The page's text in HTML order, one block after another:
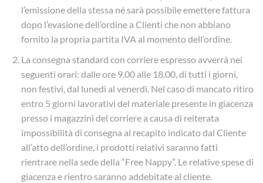
l’emissione della stessa né sarà possibile emettere fattura
dopo l’evasione dell’ordine a Clienti che non abbiano
fornito la propria partita IVA al momento dell’ordine.
La consegna standard con corriere espresso avverrà nei
seguenti orari: dalle ore 9.00 alle 18.00, di tutti i giorni,
non festivi, dal lunedì al venerdì. Nel caso di mancato ritiro
entro 5 giorni lavorativi del materiale presente in giacenza
presso i magazzini del corriere a causa di reiterata
impossibilità di consegna al recapito indicato dal Cliente
all’atto dell’ordine, i prodotti relativi saranno fatti
rientrare nella sede della “Free Nappy”. Le relative spese di
giacenza e rientro saranno addebitate al cliente.